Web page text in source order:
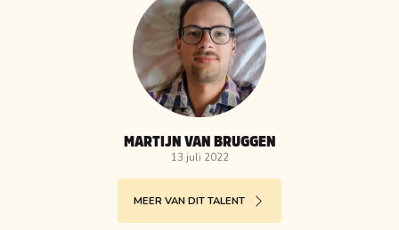
MARTIJN VAN BRUGGEN
13 juli 2022
MEER VAN DIT TALENT